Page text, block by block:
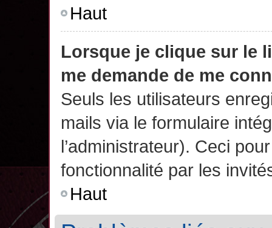
Haut
Lorsque je clique sur le
me demande de me
Seuls les utilisateurs
mails via le formulaire
l’administrateur). Ceci
fonctionnalité par les
Haut